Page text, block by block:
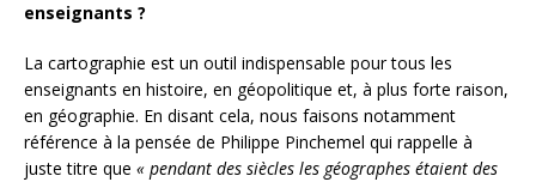
enseignants ?
La cartographie est un outil indispensable pour tous les
enseignants en histoire, en géopolitique et, à plus forte raison,
en géographie. En disant cela, nous faisons notamment
référence à la pensée de Philippe Pinchemel qui rappelle à
juste titre que « pendant des siècles les géographes étaient des